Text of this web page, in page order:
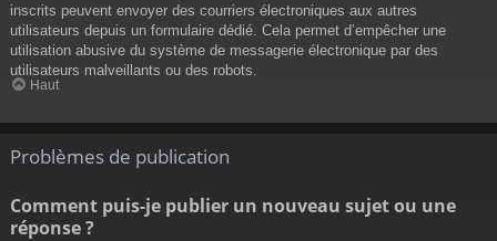
inscrits peuvent envoyer des courriers électroniques aux autres
utilisateurs depuis un formulaire dédié. Cela permet d’empêcher une
utilisation abusive du système de messagerie électronique par des
utilisateurs malveillants ou des robots.
Haut
Problèmes de publication
Comment puis-je publier un nouveau sujet ou une
réponse ?